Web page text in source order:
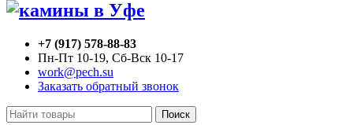
+7 (917) 578-88-83
Пн-Пт 10-19, Сб-Вск 10-17
work@pech.su
Заказать обратный звонок
Поиск